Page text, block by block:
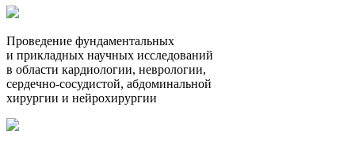
Проведение фундаментальных
и прикладных научных исследований
в области кардиологии, неврологии,
сердечно-сосудистой, абдоминальной
хирургии и нейрохирургии